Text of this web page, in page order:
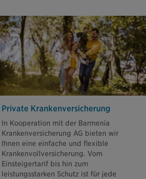
Private Krankenversicherung
In Kooperation mit der Barmenia
Krankenversicherung AG bieten wir
Ihnen eine einfache und flexible
Krankenvollversicherung. Vom
Einsteigertarif bis hin zum
leistungsstarken Schutz ist für jede